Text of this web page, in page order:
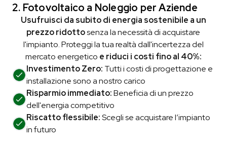
2. Fotovoltaico a Noleggio per Aziende
Usufruisci da subito di energia sostenibile a un
prezzo ridottosenza la necessità di acquistare
l'impianto. Proteggi la tua realtà dall'incertezza del
mercato energetico e riduci i costi fino al 40%:
Investimento Zero: Tutti i costi di progettazione e
installazione sono a nostro carico
Risparmio immediato:Beneficia di un prezzo
dell'energia competitivo
Riscatto flessibile:Scegli se acquistare l’impianto
in futuro